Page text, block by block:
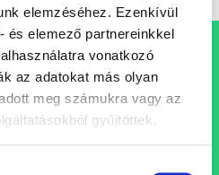
elemzéséhez. Ezenkívül
és elemező partnereinkkel
vonatkozó
az adatokat más olyan
meg számukra vagy az
gyűjtöttek.
keressük azokat a
professzionális, inspiráló és